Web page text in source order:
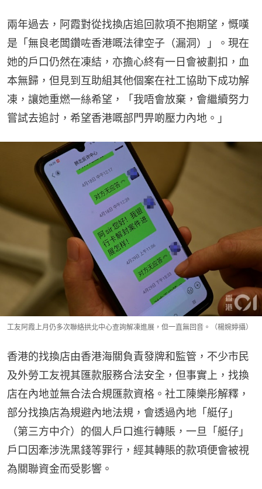
兩年過去，阿霞對從找換店追回款項不抱期望，慨嘆
是「無良老闆鑽咗香港嘅法律空子（漏洞）」。現在
她的戶口仍然在凍結，亦擔心終有一日會被劃扣，血
本無歸，但見到互助組其他個案在社工協助下成功解
凍，讓她重燃一絲希望，「我唔會放棄，會繼續努力
嘗試去追討，希望香港嘅部門畀啲壓力內地。」
工友阿霞上月仍多次聯絡拱北中心查詢解凍進展，但一直無回音。（楊婉婷攝）
香港的找換店由香港海關負責發牌和監管，不少市民
及外勞工友視其匯款服務合法安全，但事實上，找換
店在內地並無合法合規匯款資格。社工陳樂彤解釋，
部分找換店為規避內地法規，會透過內地「艇仔」
（第三方中介）的個人戶口進行轉賬，一旦「艇仔」
戶口因牽涉洗黑錢等罪行，經其轉賬的款項便會被視
為關聯資金而受影響。